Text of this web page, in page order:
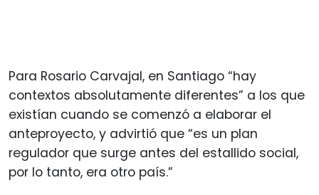
Para Rosario Carvajal, en Santiago “hay
contextos absolutamente diferentes” a los que
existían cuando se comenzó a elaborar el
anteproyecto, y advirtió que “es un plan
regulador que surge antes del estallido social,
por lo tanto, era otro país.”